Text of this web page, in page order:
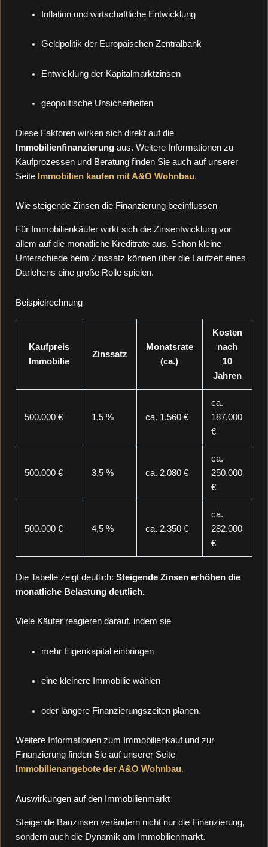
Inflation und wirtschaftliche Entwicklung
Geldpolitik der Europäischen Zentralbank
Entwicklung der Kapitalmarktzinsen
geopolitische Unsicherheiten
Diese Faktoren wirken sich direkt auf die
Immobilienfinanzierungaus. Weitere Informationen zu
Kaufprozessen und Beratung finden Sie auch auf unserer
Seite Immobilien kaufen mit A&O Wohnbau.
Wie steigende Zinsen die Finanzierung beeinflussen
Für Immobilienkäufer wirkt sich die Zinsentwicklung vor
allem auf die monatliche Kreditrate aus. Schon kleine
Unterschiede beim Zinssatz können über die Laufzeit eines
Darlehens eine große Rolle spielen.
Beispielrechnung
Kaufpreis
Immobilie
Zinssatz
Monatsrate
(ca.)
Kosten
nach
10
Jahren
500.000 € 1,5 % ca. 1.560 €
ca.
187.000
€
500.000 € 3,5 % ca. 2.080 €
ca.
250.000
€
500.000 € 4,5 % ca. 2.350 €
ca.
282.000
€
Die Tabelle zeigt deutlich: Steigende Zinsen erhöhen die
monatliche Belastung deutlich.
Viele Käufer reagieren darauf, indem sie
mehr Eigenkapital einbringen
eine kleinere Immobilie wählen
oder längere Finanzierungszeiten planen.
Weitere Informationen zum Immobilienkauf und zur
Finanzierung finden Sie auf unserer Seite
Immobilienangebote der A&O Wohnbau.
Auswirkungen auf den Immobilienmarkt
Steigende Bauzinsen verändern nicht nur die Finanzierung,
sondern auch die Dynamik am Immobilienmarkt.